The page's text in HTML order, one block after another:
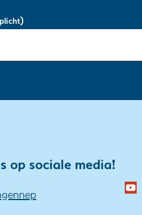
op sociale media!
(opent